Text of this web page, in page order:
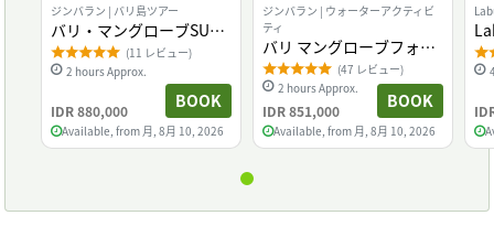
ジンバラン | バリ島ツアー
バリ・マングローブSUP
ツアー
(11 レビュー)
2 hours Approx.
IDR 880,000 BOOK
Available, from 月, 8月 10, 2026
ジンバラン | ウォーターアクティビ
ティ
バリ マングローブフォレ
スト カヌーツアー
(47 レビュー)
2 hours Approx.
IDR 851,000 BOOK
Available, from 月, 8月 10, 2026